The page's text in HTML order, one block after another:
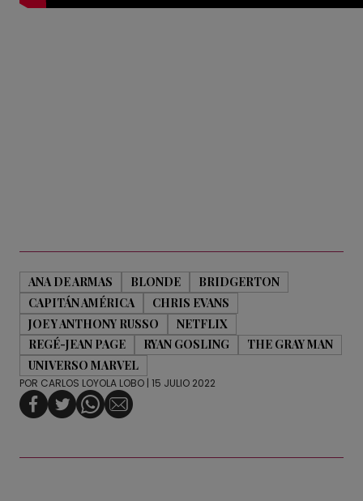
ANA DE ARMAS BLONDE
BRIDGERTON
CAPITÁN AMÉRICA
CHRIS EVANS
JOE Y ANTHONY RUSSO
NETFLIX
REGÉ-JEAN PAGE
RYAN GOSLING
THE GRAY MAN
UNIVERSO MARVEL
POR CARLOS LOYOLA LOBO | 15 JULIO 2022